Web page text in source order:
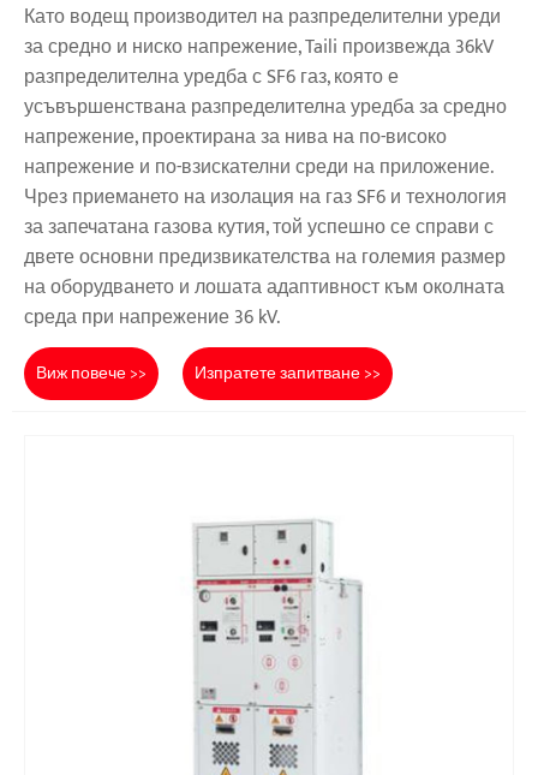
Като водещ производител на разпределителни уреди
за средно и ниско напрежение, Taili произвежда 36kV
разпределителна уредба с SF6 газ, която е
усъвършенствана разпределителна уредба за средно
напрежение, проектирана за нива на по-високо
напрежение и по-взискателни среди на приложение.
Чрез приемането на изолация на газ SF6 и технология
за запечатана газова кутия, той успешно се справи с
двете основни предизвикателства на големия размер
на оборудването и лошата адаптивност към околната
среда при напрежение 36 kV.
Виж повече >> Изпратете запитване >>